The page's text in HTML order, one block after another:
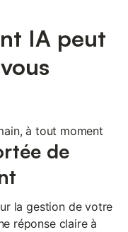
IA peut
de
la gestion de votre
réponse claire à